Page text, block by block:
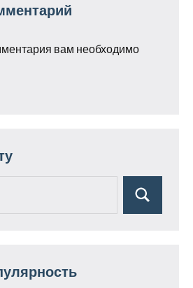
вам необходимо
Поиск